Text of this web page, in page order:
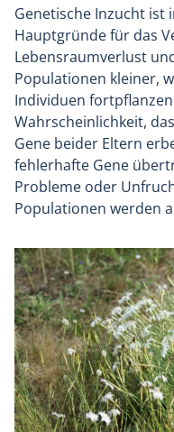
Genetische Inzucht
Hauptgründe für das
Lebensraumverlust
Populationen kleiner,
Individuen
Wahrscheinlichkeit,
Gene beider Eltern
fehlerhafte Gene
Probleme oder
Populationen werden